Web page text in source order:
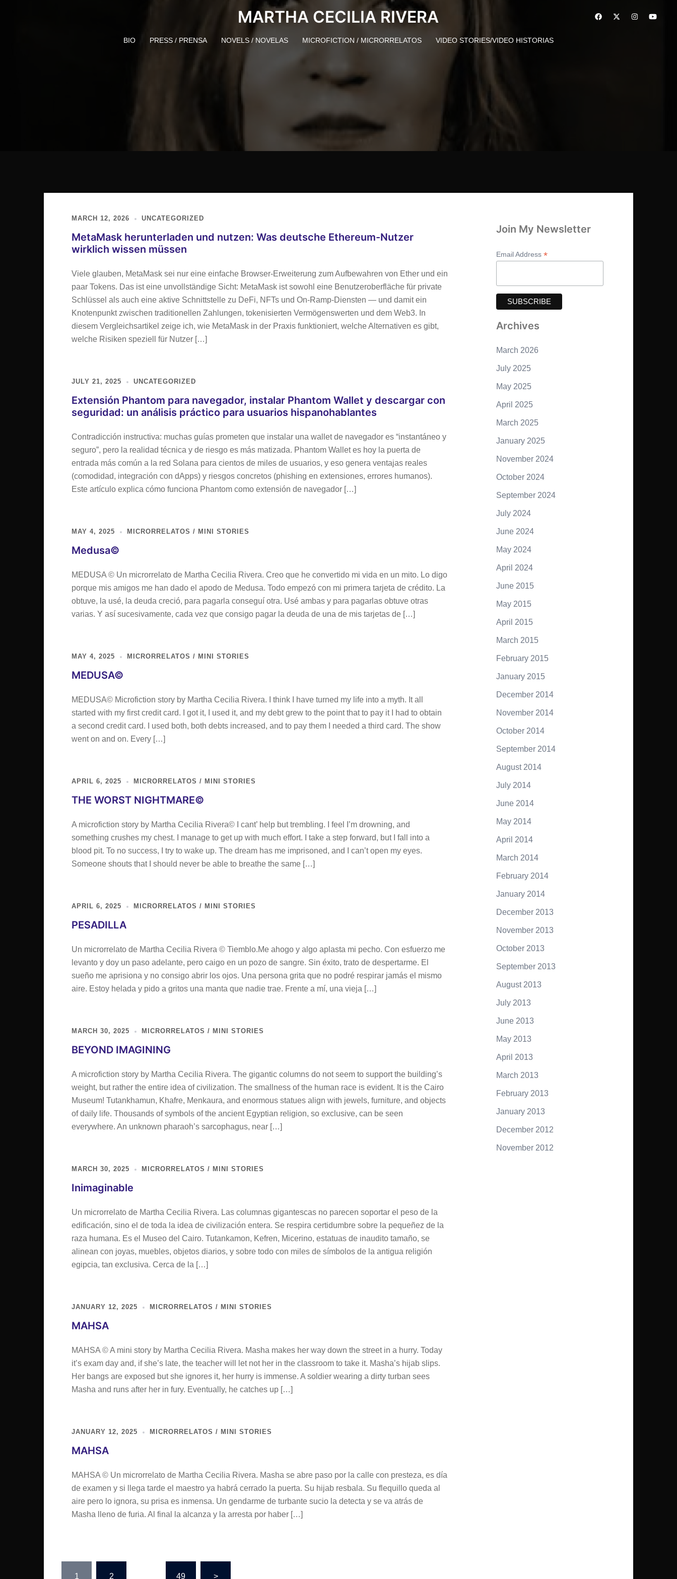
MARTHA CECILIA RIVERA
BIO PRESS / PRENSA NOVELS / NOVELAS MICROFICTION / MICRORRELATOS VIDEO STORIES/VIDEO HISTORIAS
MARCH 12, 2026 UNCATEGORIZED
MetaMask herunterladen und nutzen: Was deutsche Ethereum-Nutzer
wirklich wissen müssen
Viele glauben, MetaMask sei nur eine einfache Browser-Erweiterung zum Aufbewahren von Ether und ein
paar Tokens. Das ist eine unvollständige Sicht: MetaMask ist sowohl eine Benutzeroberfläche für private
Schlüssel als auch eine aktive Schnittstelle zu DeFi, NFTs und On‑Ramp‑Diensten — und damit ein
Knotenpunkt zwischen traditionellen Zahlungen, tokenisierten Vermögenswerten und dem Web3. In
diesem Vergleichsartikel zeige ich, wie MetaMask in der Praxis funktioniert, welche Alternativen es gibt,
welche Risiken speziell für Nutzer […]
JULY 21, 2025 UNCATEGORIZED
Extensión Phantom para navegador, instalar Phantom Wallet y descargar con
seguridad: un análisis práctico para usuarios hispanohablantes
Contradicción instructiva: muchas guías prometen que instalar una wallet de navegador es “instantáneo y
seguro”, pero la realidad técnica y de riesgo es más matizada. Phantom Wallet es hoy la puerta de
entrada más común a la red Solana para cientos de miles de usuarios, y eso genera ventajas reales
(comodidad, integración con dApps) y riesgos concretos (phishing en extensiones, errores humanos).
Este artículo explica cómo funciona Phantom como extensión de navegador […]
MAY 4, 2025 MICRORRELATOS / MINI STORIES
Medusa©
MEDUSA © Un microrrelato de Martha Cecilia Rivera. Creo que he convertido mi vida en un mito. Lo digo
porque mis amigos me han dado el apodo de Medusa. Todo empezó con mi primera tarjeta de crédito. La
obtuve, la usé, la deuda creció, para pagarla conseguí otra. Usé ambas y para pagarlas obtuve otras
varias. Y así sucesivamente, cada vez que consigo pagar la deuda de una de mis tarjetas de […]
MAY 4, 2025 MICRORRELATOS / MINI STORIES
MEDUSA©
MEDUSA© Microfiction story by Martha Cecilia Rivera. I think I have turned my life into a myth. It all
started with my first credit card. I got it, I used it, and my debt grew to the point that to pay it I had to obtain
a second credit card. I used both, both debts increased, and to pay them I needed a third card. The show
went on and on. Every […]
APRIL 6, 2025 MICRORRELATOS / MINI STORIES
THE WORST NIGHTMARE©
A microfiction story by Martha Cecilia Rivera© I cant’ help but trembling. I feel I’m drowning, and
something crushes my chest. I manage to get up with much effort. I take a step forward, but I fall into a
blood pit. To no success, I try to wake up. The dream has me imprisoned, and I can’t open my eyes.
Someone shouts that I should never be able to breathe the same […]
APRIL 6, 2025 MICRORRELATOS / MINI STORIES
PESADILLA
Un microrrelato de Martha Cecilia Rivera © Tiemblo.Me ahogo y algo aplasta mi pecho. Con esfuerzo me
levanto y doy un paso adelante, pero caigo en un pozo de sangre. Sin éxito, trato de despertarme. El
sueño me aprisiona y no consigo abrir los ojos. Una persona grita que no podré respirar jamás el mismo
aire. Estoy helada y pido a gritos una manta que nadie trae. Frente a mí, una vieja […]
MARCH 30, 2025 MICRORRELATOS / MINI STORIES
BEYOND IMAGINING
A microfiction story by Martha Cecilia Rivera. The gigantic columns do not seem to support the building’s
weight, but rather the entire idea of civilization. The smallness of the human race is evident. It is the Cairo
Museum! Tutankhamun, Khafre, Menkaura, and enormous statues align with jewels, furniture, and objects
of daily life. Thousands of symbols of the ancient Egyptian religion, so exclusive, can be seen
everywhere. An unknown pharaoh’s sarcophagus, near […]
MARCH 30, 2025 MICRORRELATOS / MINI STORIES
Inimaginable
Un microrrelato de Martha Cecilia Rivera. Las columnas gigantescas no parecen soportar el peso de la
edificación, sino el de toda la idea de civilización entera. Se respira certidumbre sobre la pequeñez de la
raza humana. Es el Museo del Cairo. Tutankamon, Kefren, Micerino, estatuas de inaudito tamaño, se
alinean con joyas, muebles, objetos diarios, y sobre todo con miles de símbolos de la antigua religión
egipcia, tan exclusiva. Cerca de la […]
JANUARY 12, 2025 MICRORRELATOS / MINI STORIES
MAHSA
MAHSA © A mini story by Martha Cecilia Rivera. Masha makes her way down the street in a hurry. Today
it’s exam day and, if she’s late, the teacher will let not her in the classroom to take it. Masha’s hijab slips.
Her bangs are exposed but she ignores it, her hurry is immense. A soldier wearing a dirty turban sees
Masha and runs after her in fury. Eventually, he catches up […]
JANUARY 12, 2025 MICRORRELATOS / MINI STORIES
MAHSA
MAHSA © Un microrrelato de Martha Cecilia Rivera. Masha se abre paso por la calle con presteza, es día
de examen y si llega tarde el maestro ya habrá cerrado la puerta. Su hijab resbala. Su flequillo queda al
aire pero lo ignora, su prisa es inmensa. Un gendarme de turbante sucio la detecta y se va atrás de
Masha lleno de furia. Al final la alcanza y la arresta por haber […]
Posts
1 2 49 >
Join My Newsletter
Email Address *
Archives
March 2026
July 2025
May 2025
April 2025
March 2025
January 2025
November 2024
October 2024
September 2024
July 2024
June 2024
May 2024
April 2024
June 2015
May 2015
April 2015
March 2015
February 2015
January 2015
December 2014
November 2014
October 2014
September 2014
August 2014
July 2014
June 2014
May 2014
April 2014
March 2014
February 2014
January 2014
December 2013
November 2013
October 2013
September 2013
August 2013
July 2013
June 2013
May 2013
April 2013
March 2013
February 2013
January 2013
December 2012
November 2012